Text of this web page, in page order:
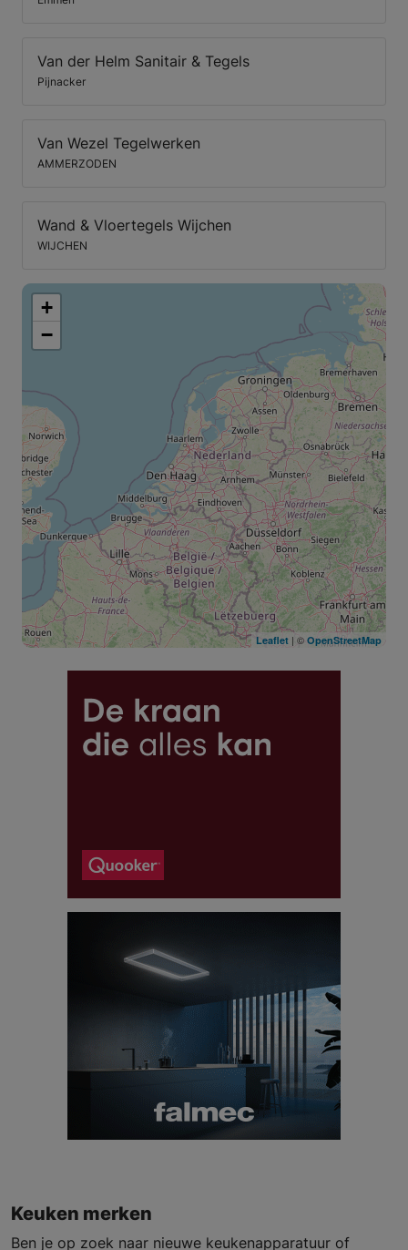
Van der Helm Sanitair & Tegels
Pijnacker
Van Wezel Tegelwerken
AMMERZODEN
Wand & Vloertegels Wijchen
WIJCHEN
+
−
Leaflet | © OpenStreetMap
Keuken merken
Ben je op zoek naar nieuwe keukenapparatuur of